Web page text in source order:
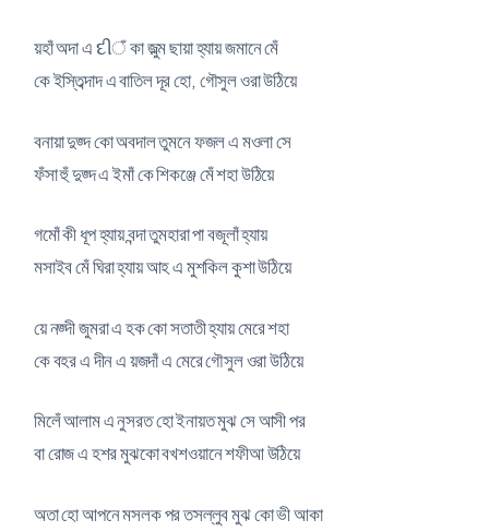
য়হাঁ অদা এ દીঁ কা জুল্ম ছায়া হ্যায় জমানে মেঁ
কে ইস্তিব্দাদ এ বাতিল দূর হো, গৌসুল ওরা উঠিয়ে
বনায়া দুজ্দ কো অবদাল তুমনে ফজল এ মওলা সে
ফঁসা হুঁ দুজ্দ এ ইমাঁ কে শিকঞ্জে মেঁ শহা উঠিয়ে
গমোঁ কী ধূপ হ্যায় বন্দা তুমহারা পা বজূলাঁ হ্যায়
মসাইব মেঁ ঘিরা হ্যায় আহ এ মুশকিল কুশা উঠিয়ে
য়ে নজ্দী জুমরা এ হক কো সতাতী হ্যায় মেরে শহা
কে বহর এ দীন এ য়জদাঁ এ মেরে গৌসুল ওরা উঠিয়ে
মিলেঁ আলাম এ নুসরত হো ইনায়ত মুঝ সে আসী পর
বা রোজ এ হশর মুঝকো বখশওয়ানে শফীআ উঠিয়ে
অতা হো আপনে মসলক পর তসল্লুব মুঝ কো ভী আকা